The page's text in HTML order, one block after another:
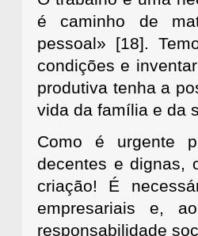
é caminho de
pessoal» [18].
condições e
produtiva tenha a
vida da família e da
Como é urgente
decentes e dignas,
criação! É
empresariais e,
responsabilidade